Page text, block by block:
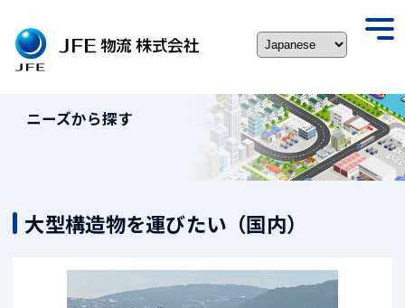
content
ニーズから探す
大型構造物を運びたい（国内）